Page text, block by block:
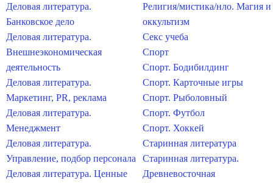
Деловая литература.
Банковское дело
Деловая литература.
Внешнеэкономическая
деятельность
Деловая литература.
Маркетинг, PR, реклама
Деловая литература.
Менеджмент
Деловая литература.
Управление, подбор персонала
Деловая литература. Ценные
Религия/мистика/нло. Магия и
оккультизм
Секс учеба
Спорт
Спорт. Бодибилдинг
Спорт. Карточные игры
Спорт. Рыболовный
Спорт. Футбол
Спорт. Хоккей
Старинная литература
Старинная литература.
Древневосточная